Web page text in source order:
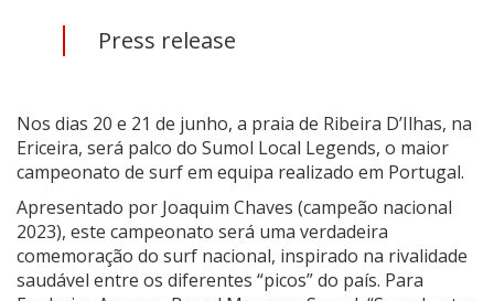
Press release
Nos dias 20 e 21 de junho, a praia de Ribeira D’Ilhas, na
Ericeira, será palco do Sumol Local Legends, o maior
campeonato de surf em equipa realizado em Portugal.
Apresentado por Joaquim Chaves (campeão nacional
2023), este campeonato será uma verdadeira
comemoração do surf nacional, inspirado na rivalidade
saudável entre os diferentes “picos” do país. Para